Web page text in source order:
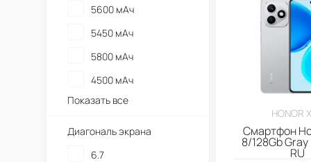
HONOR
Смартфон
8/128Gb
RU
5600 мАч
5450 мАч
5800 мАч
4500 мАч
Показать все
Диагональ экрана
6.7